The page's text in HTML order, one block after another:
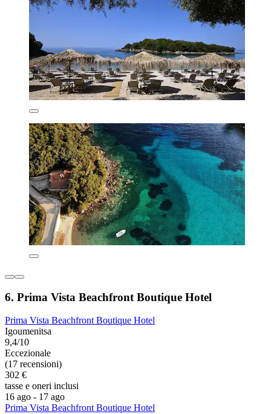
6. Prima Vista Beachfront Boutique Hotel
Prima Vista Beachfront Boutique Hotel
Igoumenitsa
9,4/10
Eccezionale
(17 recensioni)
302 €
tasse e oneri inclusi
16 ago - 17 ago
Prima Vista Beachfront Boutique Hotel